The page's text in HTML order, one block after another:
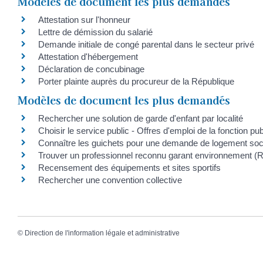
Attestation sur l'honneur
Lettre de démission du salarié
Demande initiale de congé parental dans le secteur privé
Attestation d'hébergement
Déclaration de concubinage
Porter plainte auprès du procureur de la République
Modèles de document les plus demandés
Rechercher une solution de garde d'enfant par localité
Choisir le service public - Offres d'emploi de la fonction
Connaître les guichets pour une demande de logement
Trouver un professionnel reconnu garant environnement
Recensement des équipements et sites sportifs
Rechercher une convention collective
© Direction de l'information légale et administrative